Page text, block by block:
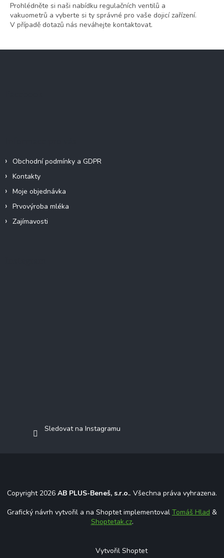
Prohlédněte si naši nabídku regulačních ventilů a
vakuometrů a vyberte si ty správné pro vaše dojicí zařízení.
V případě dotazů nás neváhejte kontaktovat.
Z
Obchodní podmínky a GDPR
Kontakty
Moje objednávka
Prvovýroba mléka
Zajímavosti
Sledovat na Instagramu
Copyright 2026 AB PLUS-Beneš, s.r.o.. Všechna práva vyhrazena.
Grafický návrh vytvořil a na Shoptet implementoval Tomáš Hlad &
Shoptetak.cz.
Vytvořil Shoptet